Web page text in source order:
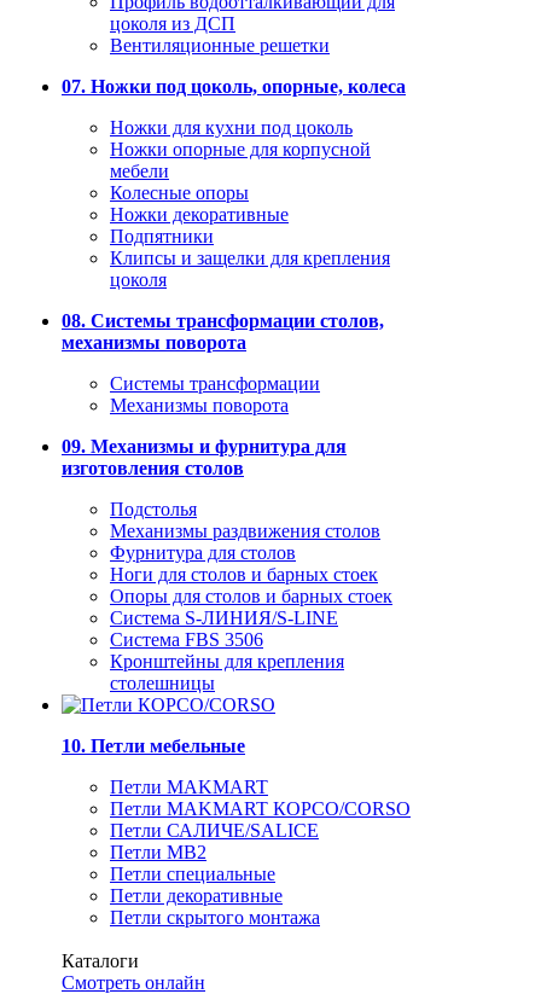
цоколя из ДСП
Вентиляционные решетки
07. Ножки под цоколь, опорные, колеса
Ножки для кухни под цоколь
Ножки опорные для корпусной
мебели
Колесные опоры
Ножки декоративные
Подпятники
Клипсы и защелки для крепления
цоколя
08. Системы трансформации столов,
механизмы поворота
Системы трансформации
Механизмы поворота
09. Механизмы и фурнитура для
изготовления столов
Подстолья
Механизмы раздвижения столов
Фурнитура для столов
Ноги для столов и барных стоек
Опоры для столов и барных стоек
Система S-ЛИНИЯ/S-LINE
Система FBS 3506
Кронштейны для крепления
столешницы
10. Петли мебельные
Петли MAKMART
Петли MAKMART КОРСО/CORSO
Петли САЛИЧЕ/SALICE
Петли MB2
Петли специальные
Петли декоративные
Петли скрытого монтажа
Каталоги
Смотреть онлайн